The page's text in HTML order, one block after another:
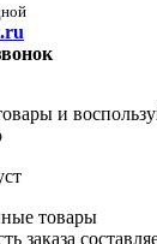
и
товары
заказа